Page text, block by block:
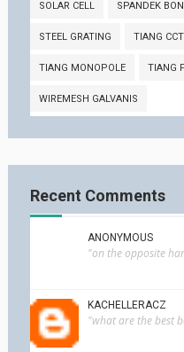
SOLAR CELL SPANDEK
STEEL GRATING TIANG
TIANG MONOPOLE TIANG
WIREMESH GALVANIS
Recent Comments
ANONYMOUS
"on the opposite
KACHELLERACZ
"what are the best